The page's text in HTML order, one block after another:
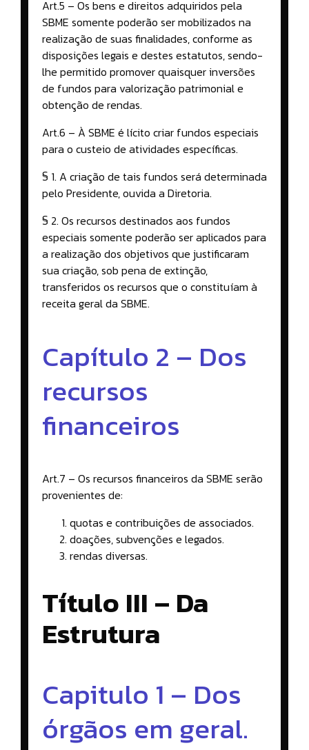
Art.5 – Os bens e direitos adquiridos pela
SBME somente poderão ser mobilizados na
realização de suas finalidades, conforme as
disposições legais e destes estatutos, sendo-
lhe permitido promover quaisquer inversões
de fundos para valorização patrimonial e
obtenção de rendas.
Art.6 – À SBME é lícito criar fundos especiais
para o custeio de atividades específicas.
§ 1. A criação de tais fundos será determinada
pelo Presidente, ouvida a Diretoria.
§ 2. Os recursos destinados aos fundos
especiais somente poderão ser aplicados para
a realização dos objetivos que justificaram
sua criação, sob pena de extinção,
transferidos os recursos que o constituíam à
receita geral da SBME.
Capítulo 2 – Dos
recursos
financeiros
Art.7 – Os recursos financeiros da SBME serão
provenientes de:
quotas e contribuições de associados.
doações, subvenções e legados.
rendas diversas.
Título III – Da
Estrutura
Capitulo 1 – Dos
órgãos em geral.